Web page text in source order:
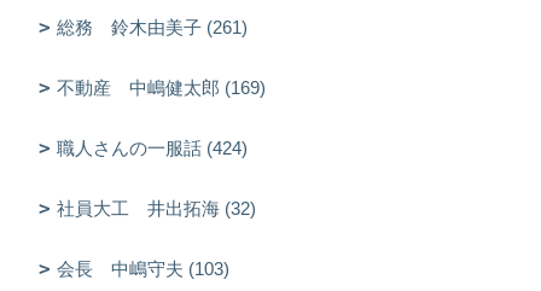
総務 鈴木由美子 (261)
不動産 中嶋健太郎 (169)
職人さんの一服話 (424)
社員大工 井出拓海 (32)
会長 中嶋守夫 (103)